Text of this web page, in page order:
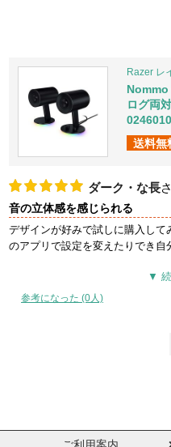
Razer レ
Nommo
ログ両
送料無
ダーク・な長
音の立体感を感じられる
デザインが好みで試しに購入し
のアプリで設定を変えたりでき自
参考になった (0人)
ご利用案内